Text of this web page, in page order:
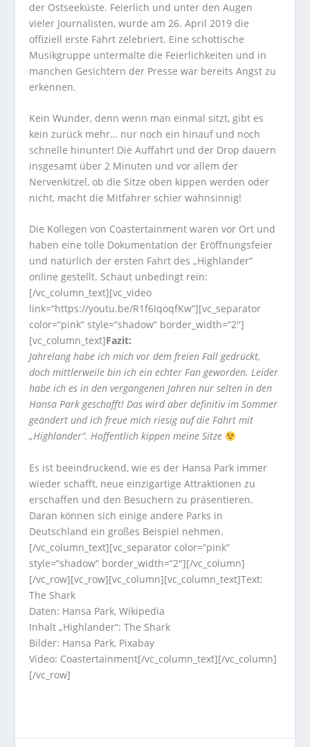
der Ostseeküste. Feierlich und unter den Augen
vieler Journalisten, wurde am 26. April 2019 die
offiziell erste Fahrt zelebriert. Eine schottische
Musikgruppe untermalte die Feierlichkeiten und in
manchen Gesichtern der Presse war bereits Angst zu
erkennen.
Kein Wunder, denn wenn man einmal sitzt, gibt es
kein zurück mehr… nur noch ein hinauf und noch
schnelle hinunter! Die Auffahrt und der Drop dauern
insgesamt über 2 Minuten und vor allem der
Nervenkitzel, ob die Sitze oben kippen werden oder
nicht, macht die Mitfahrer schier wahnsinnig!
Die Kollegen von Coastertainment waren vor Ort und
haben eine tolle Dokumentation der Eröffnungsfeier
und natürlich der ersten Fahrt des „Highlander“
online gestellt. Schaut unbedingt rein:
[/vc_column_text][vc_video
link=“https://youtu.be/R1f6IqoqfKw“][vc_separator
color=“pink“ style=“shadow“ border_width=“2″]
[vc_column_text]Fazit:
Jahrelang habe ich mich vor dem freien Fall gedrückt,
doch mittlerweile bin ich ein echter Fan geworden. Leider
habe ich es in den vergangenen Jahren nur selten in den
Hansa Park geschafft! Das wird aber definitiv im Sommer
geändert und ich freue mich riesig auf die Fahrt mit
„Highlander“. Hoffentlich kippen meine Sitze
Es ist beeindruckend, wie es der Hansa Park immer
wieder schafft, neue einzigartige Attraktionen zu
erschaffen und den Besuchern zu präsentieren.
Daran können sich einige andere Parks in
Deutschland ein großes Beispiel nehmen.
[/vc_column_text][vc_separator color=“pink“
style=“shadow“ border_width=“2″][/vc_column]
[/vc_row][vc_row][vc_column][vc_column_text]Text:
The Shark
Daten: Hansa Park, Wikipedia
Inhalt „Highlander“: The Shark
Bilder: Hansa Park, Pixabay
Video: Coastertainment[/vc_column_text][/vc_column]
[/vc_row]